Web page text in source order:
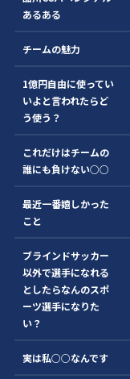
あるある
チームの魅力
1億円自由に使ってい
いよと言われたらど
う使う？
これだけはチームの
誰にも負けない○○
最近一番嬉しかった
こと
ブラインドサッカー
以外で選手になれる
としたらなんのスポ
ーツ選手になりた
い？
実は私○○なんです